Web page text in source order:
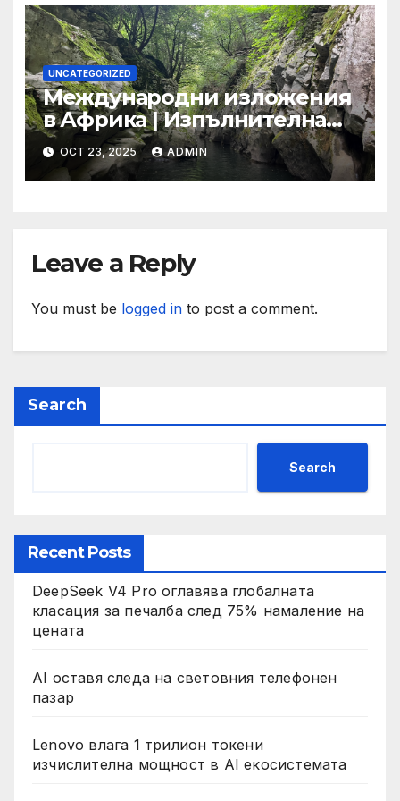
ООН
UNCATEGORIZED
Международни изложения
в Африка | Изпълнителна
агенция за насърчаване на
малките и средните
предприятия
OCT 23, 2025 ADMIN
Leave a Reply
You must be logged in to post a comment.
Search
Search
Recent Posts
DeepSeek V4 Pro оглавява глобалната
класация за печалба след 75% намаление на
цената
AI оставя следа на световния телефонен
пазар
Lenovo влага 1 трилион токени
изчислителна мощност в AI екосистемата